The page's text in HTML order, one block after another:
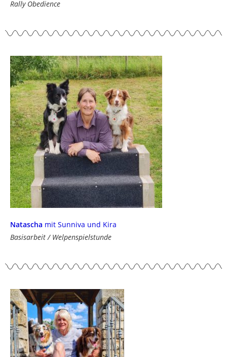
Rally Obedience
Natascha mit Sunniva und Kira
Basisarbeit / Welpenspielstunde